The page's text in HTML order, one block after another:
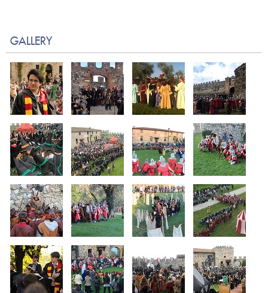
GALLERY